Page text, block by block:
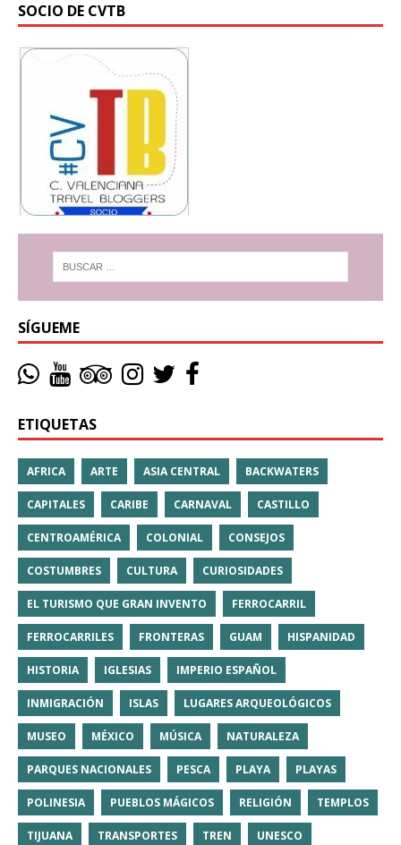
SOCIO DE CVTB
SÍGUEME
ETIQUETAS
AFRICA ARTE ASIA CENTRAL BACKWATERS
CAPITALES CARIBE CARNAVAL CASTILLO
CENTROAMÉRICA COLONIAL CONSEJOS
COSTUMBRES CULTURA CURIOSIDADES
EL TURISMO QUE GRAN INVENTO FERROCARRIL
FERROCARRILES FRONTERAS GUAM HISPANIDAD
HISTORIA IGLESIAS IMPERIO ESPAÑOL
INMIGRACIÓN ISLAS LUGARES ARQUEOLÓGICOS
MUSEO MÉXICO MÚSICA NATURALEZA
PARQUES NACIONALES PESCA PLAYA PLAYAS
POLINESIA PUEBLOS MÁGICOS RELIGIÓN TEMPLOS
TIJUANA TRANSPORTES TREN UNESCO